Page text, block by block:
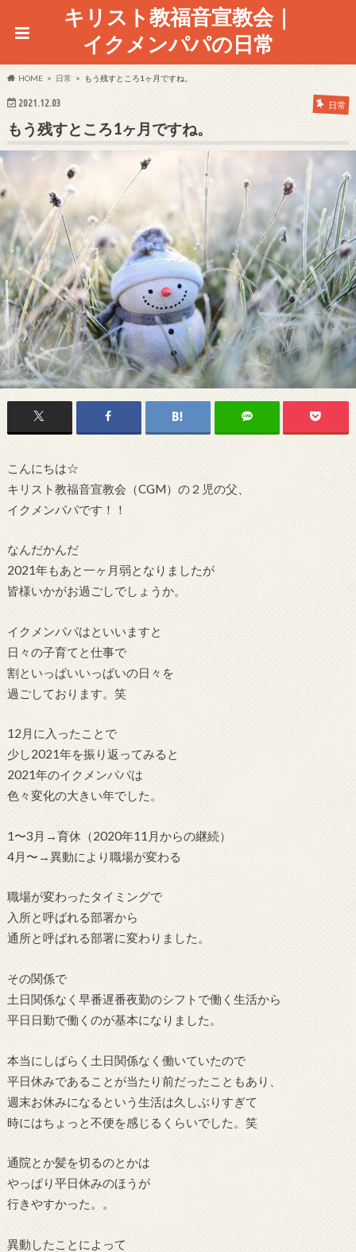
キリスト教福音宣教会｜
イクメンパパの日常
HOME 日常 もう残すところ1ヶ月ですね。
2021.12.03 日常
もう残すところ1ヶ月ですね。
こんにちは☆
キリスト教福音宣教会（CGM）の２児の父、
イクメンパパです！！
なんだかんだ
2021年もあと一ヶ月弱となりましたが
皆様いかがお過ごしでしょうか。
イクメンパパはといいますと
日々の子育てと仕事で
割といっぱいいっぱいの日々を
過ごしております。笑
12月に入ったことで
少し2021年を振り返ってみると
2021年のイクメンパパは
色々変化の大きい年でした。
1〜3月→育休（2020年11月からの継続）
4月〜→異動により職場が変わる
職場が変わったタイミングで
入所と呼ばれる部署から
通所と呼ばれる部署に変わりました。
その関係で
土日関係なく早番遅番夜勤のシフトで働く生活から
平日日勤で働くのが基本になりました。
本当にしばらく土日関係なく働いていたので
平日休みであることが当たり前だったこともあり、
週末お休みになるという生活は久しぶりすぎて
時にはちょっと不便を感じるくらいでした。笑
通院とか髪を切るのとかは
やっぱり平日休みのほうが
行きやすかった。。
異動したことによって